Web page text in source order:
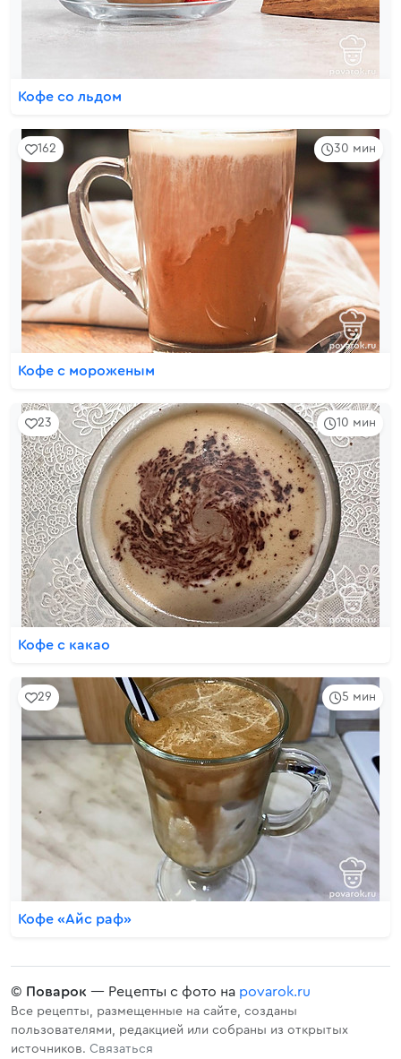
Кофе со льдом
30 мин
162
Кофе с мороженым
10 мин
23
Кофе с какао
5 мин
29
Кофе «Айс раф»
© Поварок — Рецепты с фото на povarok.ru
Все рецепты, размещенные на сайте, созданы
пользователями, редакцией или собраны из открытых
источников. Связаться